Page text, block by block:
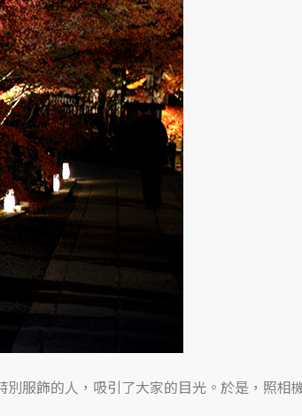
服飾的人，吸引了大家的目光。於是，照相